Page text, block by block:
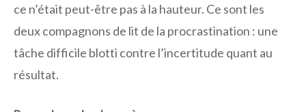
ce n’était peut-être pas à la hauteur. Ce sont les
deux compagnons de lit de la procrastination : une
tâche difficile blotti contre l’incertitude quant au
résultat.